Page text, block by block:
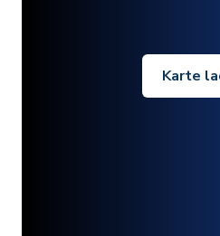
Karte